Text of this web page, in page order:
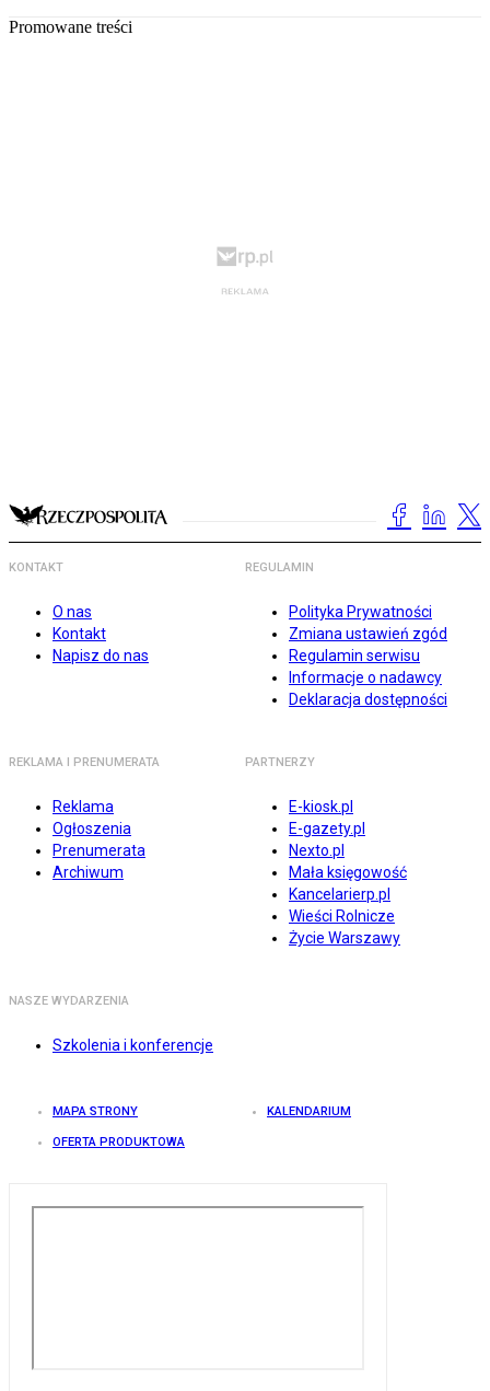
Promowane treści
KONTAKT
O nas
Kontakt
Napisz do nas
REGULAMIN
Polityka Prywatności
Zmiana ustawień zgód
Regulamin serwisu
Informacje o nadawcy
Deklaracja dostępności
REKLAMA I PRENUMERATA
Reklama
Ogłoszenia
Prenumerata
Archiwum
PARTNERZY
E-kiosk.pl
E-gazety.pl
Nexto.pl
Mała księgowość
Kancelarierp.pl
Wieści Rolnicze
Życie Warszawy
NASZE WYDARZENIA
Szkolenia i konferencje
MAPA STRONY KALENDARIUM
OFERTA PRODUKTOWA